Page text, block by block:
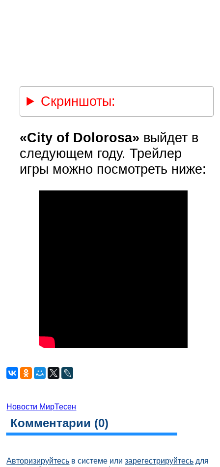
Скриншоты:
«City of Dolorosa» выйдет в
следующем году. Трейлер
игры можно посмотреть ниже:
Новости МирТесен
Комментарии (0)
Авторизируйтесь в системе илизарегестрируйтесь для